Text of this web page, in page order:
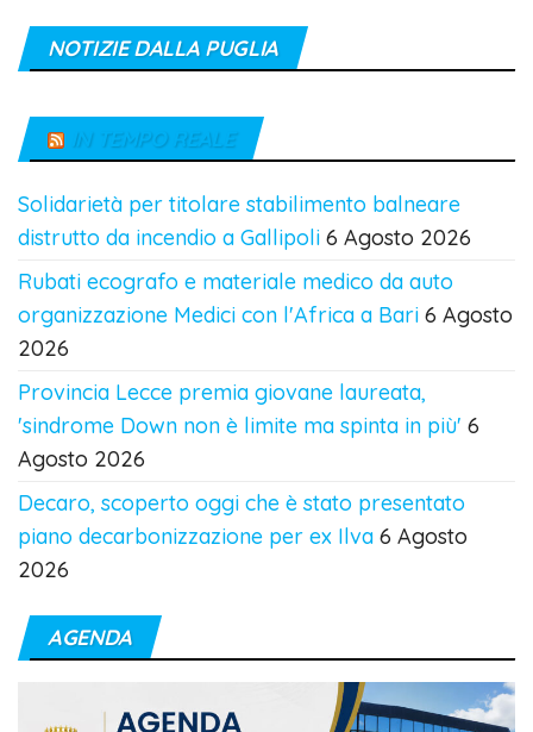
NOTIZIE DALLA PUGLIA
IN TEMPO REALE
Solidarietà per titolare stabilimento balneare
distrutto da incendio a Gallipoli 6 Agosto 2026
Rubati ecografo e materiale medico da auto
organizzazione Medici con l'Africa a Bari 6 Agosto
2026
Provincia Lecce premia giovane laureata,
'sindrome Down non è limite ma spinta in più' 6
Agosto 2026
Decaro, scoperto oggi che è stato presentato
piano decarbonizzazione per ex Ilva 6 Agosto
2026
AGENDA